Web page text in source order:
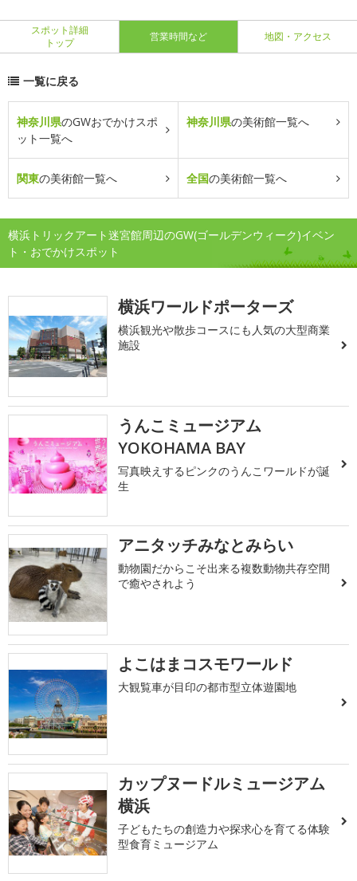
スポット詳細
トップ
営業時間など 地図・アクセス
一覧に戻る
神奈川県のGWおでかけスポ
ット一覧へ
神奈川県の美術館一覧へ
関東の美術館一覧へ 全国の美術館一覧へ
横浜トリックアート迷宮館周辺のGW(ゴールデンウィーク)イベン
ト・おでかけスポット
横浜ワールドポーターズ
横浜観光や散歩コースにも人気の大型商業
施設
うんこミュージアム
YOKOHAMA BAY
写真映えするピンクのうんこワールドが誕
生
アニタッチみなとみらい
動物園だからこそ出来る複数動物共存空間
で癒やされよう
よこはまコスモワールド
大観覧車が目印の都市型立体遊園地
カップヌードルミュージアム
横浜
子どもたちの創造力や探求心を育てる体験
型食育ミュージアム